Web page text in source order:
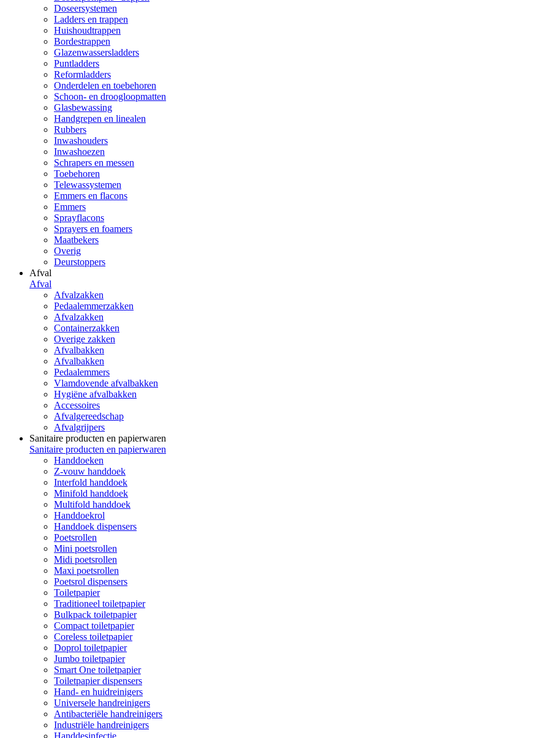
Doseersystemen
Ladders en trappen
Huishoudtrappen
Bordestrappen
Glazenwassersladders
Puntladders
Reformladders
Onderdelen en toebehoren
Schoon- en droogloopmatten
Glasbewassing
Handgrepen en linealen
Rubbers
Inwashouders
Inwashoezen
Schrapers en messen
Toebehoren
Telewassystemen
Emmers en flacons
Emmers
Sprayflacons
Sprayers en foamers
Maatbekers
Overig
Deurstoppers
Afval
Afval
Afvalzakken
Pedaalemmerzakken
Afvalzakken
Containerzakken
Overige zakken
Afvalbakken
Afvalbakken
Pedaalemmers
Vlamdovende afvalbakken
Hygiëne afvalbakken
Accessoires
Afvalgereedschap
Afvalgrijpers
Sanitaire producten en papierwaren
Sanitaire producten en papierwaren
Handdoeken
Z-vouw handdoek
Interfold handdoek
Minifold handdoek
Multifold handdoek
Handdoekrol
Handdoek dispensers
Poetsrollen
Mini poetsrollen
Midi poetsrollen
Maxi poetsrollen
Poetsrol dispensers
Toiletpapier
Traditioneel toiletpapier
Bulkpack toiletpapier
Compact toiletpapier
Coreless toiletpapier
Doprol toiletpapier
Jumbo toiletpapier
Smart One toiletpapier
Toiletpapier dispensers
Hand- en huidreinigers
Universele handreinigers
Antibacteriële handreinigers
Industriële handreinigers